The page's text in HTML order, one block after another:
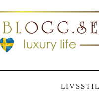
LIVSSTIL